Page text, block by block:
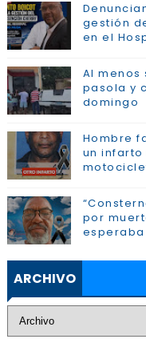
gestión
en el
Al menos
pasola y
domingo
Hombre
un
por
ARCHIVO